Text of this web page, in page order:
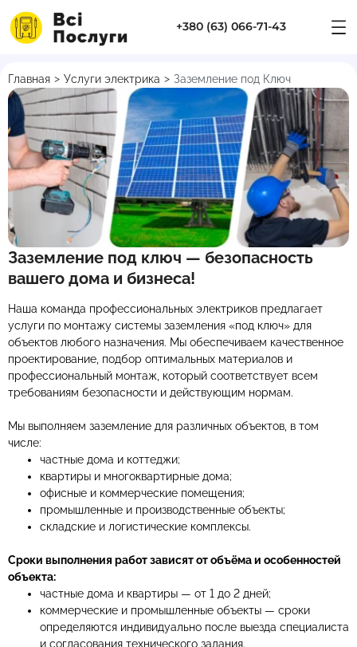
+380 (63) 066-71-43
Главная > Услуги электрика > Заземление под Ключ
Заземление под ключ — безопасность
вашего дома и бизнеса!
Наша команда профессиональных электриков предлагает
услуги по монтажу системы заземления «под ключ» для
объектов любого назначения. Мы обеспечиваем качественное
проектирование, подбор оптимальных материалов и
профессиональный монтаж, который соответствует всем
требованиям безопасности и действующим нормам.
Мы выполняем заземление для различных объектов, в том
числе:
частные дома и коттеджи;
квартиры и многоквартирные дома;
офисные и коммерческие помещения;
промышленные и производственные объекты;
складские и логистические комплексы.
Сроки выполнения работ зависят от объёма и особенностей
объекта:
частные дома и квартиры — от 1 до 2 дней;
коммерческие и промышленные объекты — сроки
определяются индивидуально после выезда специалиста
и согласования технического задания.